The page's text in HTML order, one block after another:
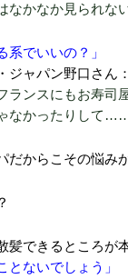
なかなか見られな
系でいいの？」
ジャパン野口さん
ランスにもお寿司
なかったりして……
だからこその悩みか
髪できるところが
とないでしょう」